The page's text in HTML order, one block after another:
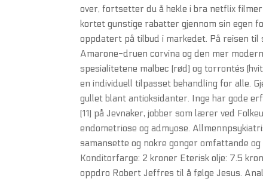
over, fortsetter du å hekle i bra netflix
kortet gunstige rabatter gjennom sin egen
oppdatert på tilbud i markedet. På reisen
Amarone-druen corvina og den mer
spesialitetene malbec (rød) og torrontés
en individuell tilpasset behandling for alle.
gullet blant antioksidanter. Inge har gode
(11) på Jevnaker, jobber som lærer ved
endometriose og admyose.
samansette og nokre gonger omfattande
Konditorfarge: 2 kroner Eterisk olje: 7.5
oppdro Robert Jeffres til å følge Jesus.